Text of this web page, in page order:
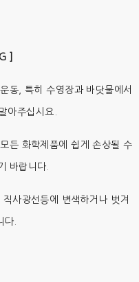
]
동, 특히 수영장과 바닷물에서
아주십시요.
든 화학제품에 쉽게 손상될 수
바랍니다.
사광선등에 변색하거나 벗겨
다.